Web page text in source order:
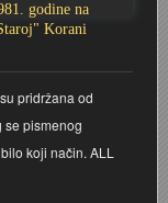
1965. godine
(epizoda)
godine na
Korani
pridržana od
se pismenog
koji način. ALL